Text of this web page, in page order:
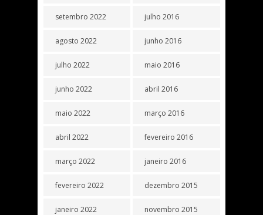
setembro 2022
agosto 2022
julho 2022
junho 2022
maio 2022
abril 2022
março 2022
fevereiro 2022
janeiro 2022
julho 2016
junho 2016
maio 2016
abril 2016
março 2016
fevereiro 2016
janeiro 2016
dezembro 2015
novembro 2015